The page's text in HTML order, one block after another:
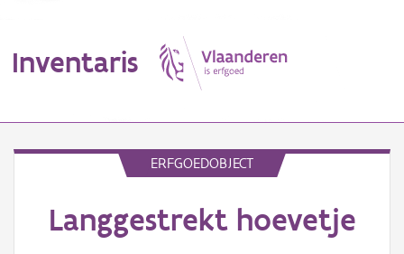
Inventaris
Erfgoedobject
ERFGOEDOBJECT
Langgestrekt hoevetje